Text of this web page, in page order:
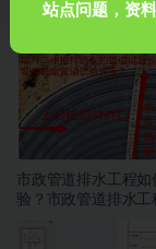
市政管道排水工程如
验？市政管道排水工
站点问题，资